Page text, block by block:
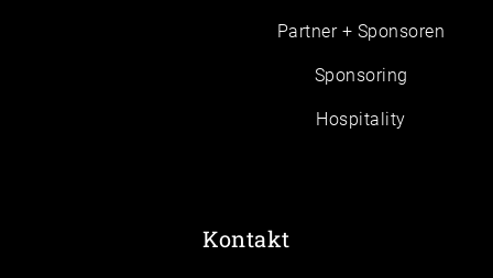
Partner + Sponsoren
Sponsoring
Hospitality
Kontakt